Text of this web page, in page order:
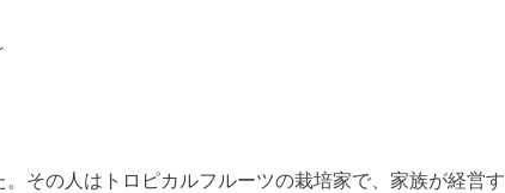
その人はトロピカルフルーツの栽培家で、家族が経営す